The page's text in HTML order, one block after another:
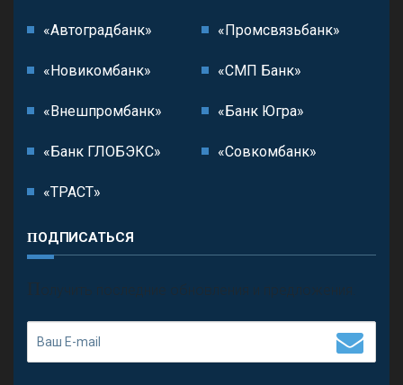
«Автоградбанк» «Промсвязьбанк»
«Новикомбанк» «СМП Банк»
«Внешпромбанк» «Банк Югра»
«Банк ГЛОБЭКС» «Совкомбанк»
«ТРАСТ»
ПОДПИСАТЬСЯ
П олучить последние обновления и предложения.